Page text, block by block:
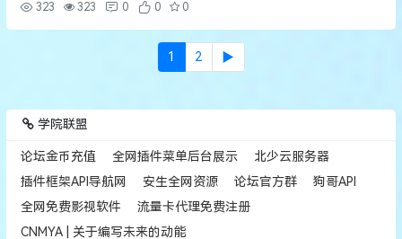
不再需要盯着自己的微信等待红包的出现。（解锁内购 点击开通VIP页...
323 323 0 0 0
1 2 ▶
学院联盟
论坛金币充值 全网插件菜单后台展示
北少云服务器
插件框架API导航网
安生全网资源 论坛官方群
狗哥API
全网免费影视软件
流量卡代理免费注册
CNMYA | 关于编写未来的动能